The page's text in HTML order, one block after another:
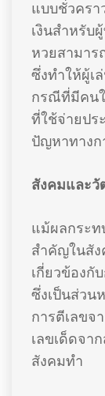
แบบชั่วครา
เงินสำหรับ
หวยสามาร
ซึ่งทำให้ผู้เ
กรณีที่มีคนใ
ที่ใช้จ่ายปร
ปัญหาทางก
สังคมและวั
แม้ผลกระท
สำคัญในสั
เกี่ยวข้องกั
ซึ่งเป็นส่วน
การตีเลขจ
เลขเด็ดจา
สังคมทำ